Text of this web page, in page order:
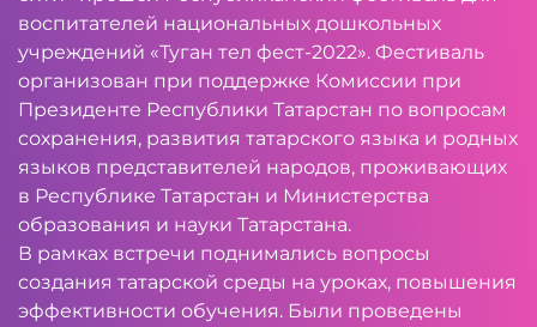
воспитателей национальных дошкольных
учреждений «Туган тел фест-2022». Фестиваль
организован при поддержке Комиссии при
Президенте Республики Татарстан по вопросам
сохранения, развития татарского языка и родных
языков представителей народов, проживающих
в Республике Татарстан и Министерства
образования и науки Татарстана.
В рамках встречи поднимались вопросы
создания татарской среды на уроках, повышения
эффективности обучения. Были проведены